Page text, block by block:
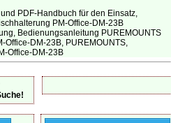
PDF-Handbuch für den Einsatz,
PM-Office-DM-23B
Bedienungsanleitung PUREMOUNTS
Office-DM-23B, PUREMOUNTS,
Office-DM-23B